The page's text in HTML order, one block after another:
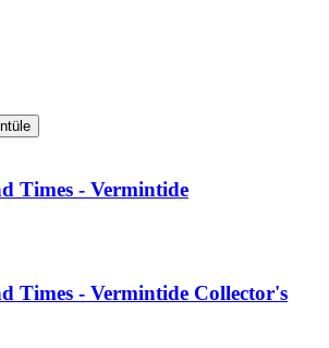
Times - Vermintide
Times - Vermintide Collector's